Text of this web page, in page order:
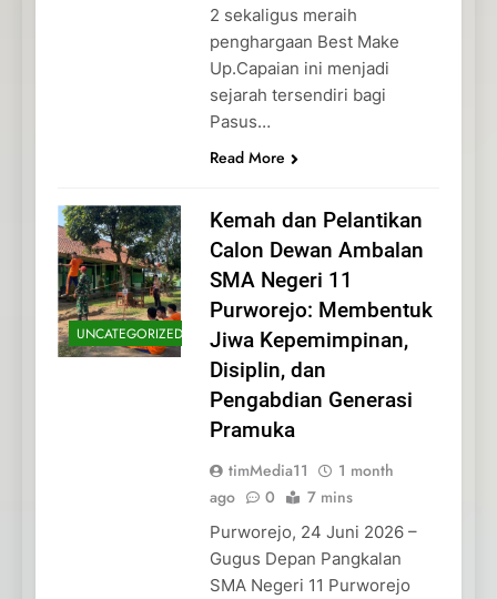
2 sekaligus meraih
penghargaan Best Make
Up.Capaian ini menjadi
sejarah tersendiri bagi
Pasus…
Read More
UNCATEGORIZED
Kemah dan Pelantikan
Calon Dewan Ambalan
SMA Negeri 11
Purworejo: Membentuk
Jiwa Kepemimpinan,
Disiplin, dan
Pengabdian Generasi
Pramuka
timMedia11
1 month
ago
0 7 mins
Purworejo, 24 Juni 2026 –
Gugus Depan Pangkalan
SMA Negeri 11 Purworejo